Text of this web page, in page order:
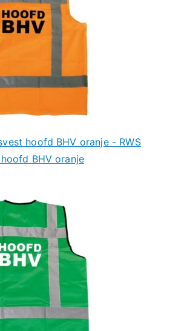
hoofd BHV oranje - RWS
BHV oranje